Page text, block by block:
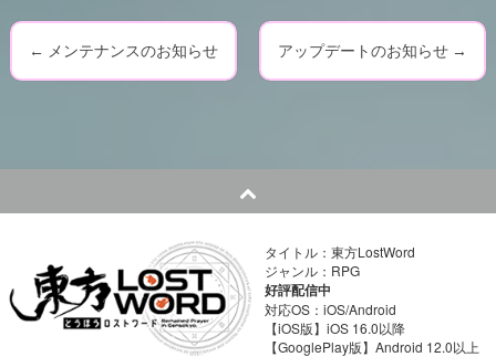
P
s
t
a
← メンテナンスのお知らせ アップデートのお知らせ →
タイトル：東方LostWord
ジャンル：RPG
好評配信中
対応OS：iOS/Android
【iOS版】iOS 16.0以降
【GooglePlay版】Android 12.0以上